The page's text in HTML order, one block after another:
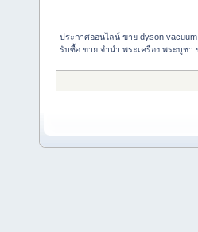
ประกาศออนไลน์ ขาย dyson vacuum
รับซื้อ ขาย จำนำ พระเครื่อง พระบูชา